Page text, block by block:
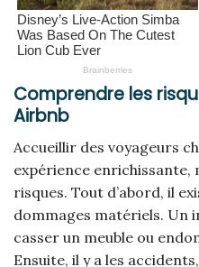
Comprendre les
Airbnb
Accueillir des voyageurs
expérience enrichissante,
risques. Tout d’abord, il
dommages matériels. Un
casser un meuble ou
Ensuite, il y a les